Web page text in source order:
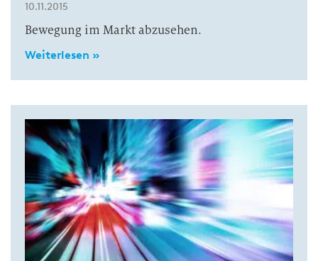
10.11.2015
Bewegung im Markt abzusehen.
Weiterlesen »